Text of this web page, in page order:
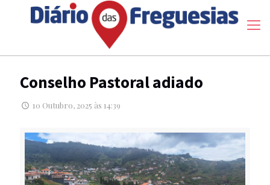
Conselho Pastoral adiado
10 Outubro, 2025 às 14:39